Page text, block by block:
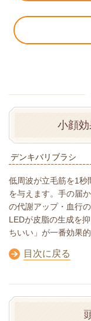
小顔
デンキバリブラシ
低周波が立毛筋を1秒
を与えます。手の届
の代謝アップ・血行
LEDが皮脂の生成を
ちいい」が一番効果的
目次に戻る